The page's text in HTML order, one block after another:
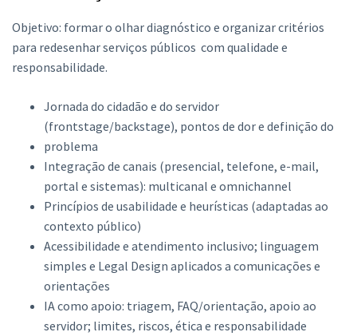
Objetivo: formar o olhar diagnóstico e organizar critérios
para redesenhar serviços públicos com qualidade e
responsabilidade.
Jornada do cidadão e do servidor
(frontstage/backstage), pontos de dor e definição do
problema
Integração de canais (presencial, telefone, e-mail,
portal e sistemas): multicanal e omnichannel
Princípios de usabilidade e heurísticas (adaptadas ao
contexto público)
Acessibilidade e atendimento inclusivo; linguagem
simples e Legal Design aplicados a comunicações e
orientações
IA como apoio: triagem, FAQ/orientação, apoio ao
servidor; limites, riscos, ética e responsabilidade